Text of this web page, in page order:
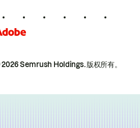
Semrush Holdings.版权所有。